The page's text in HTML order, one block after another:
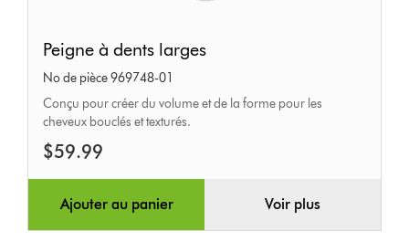
à
dents
larges
Peigne à dents larges
No de pièce 969748-01
Conçu pour créer du volume et de la forme pour les
cheveux bouclés et texturés.
$59.99
Ajouter au panier Voir plus